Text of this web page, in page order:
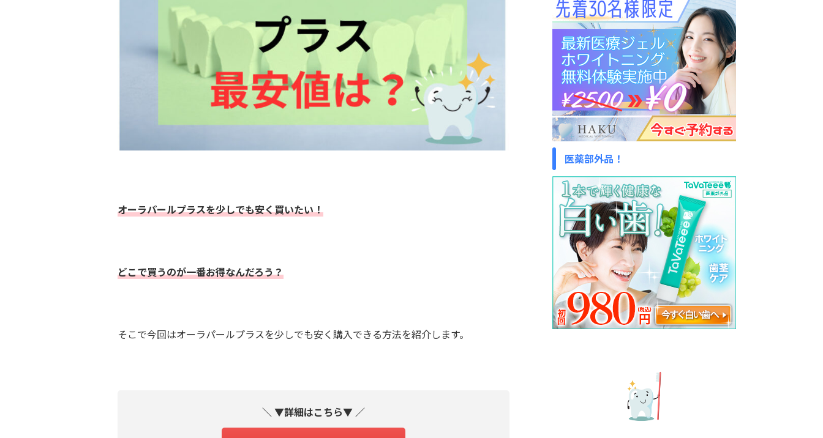
オーラパールプラスを少しでも安く買いたい！
どこで買うのが一番お得なんだろう？
そこで今回はオーラパールプラスを少しでも安く購入できる方法を紹介します。
＼ ▼詳細はこちら▼ ／
医薬部外品！